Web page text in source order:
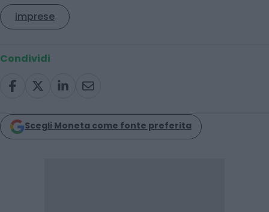
imprese
Condividi
Scegli Moneta come fonte preferita